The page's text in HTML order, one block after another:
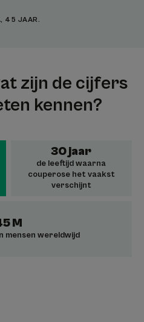
45 JAAR.
zijn de cijfers
kennen?
30 jaar
de leeftijd waarna
couperose het vaakst
verschijnt
M
mensen wereldwijd